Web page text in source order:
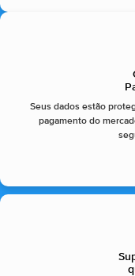
Seus dados estão
pagamento do